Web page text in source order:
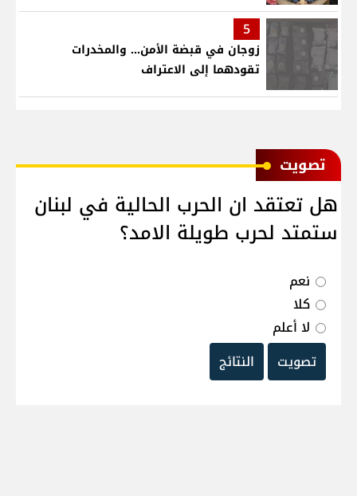
5
زوجان في قبضة الأمن... والمخدرات
تقودهما إلى الاعتراف
ﺗﺼﻮﻳﺖ
هل تعتقد ان الحرب الحالية في لبنان
ستمتد لحرب طويلة الامد؟
نعم
كلا
لا أعلم
تصويت
النتائج